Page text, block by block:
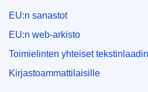
EU:n sanastot
EU:n web-arkisto
Toimielinten yhteiset
Kirjastoammattilaisille